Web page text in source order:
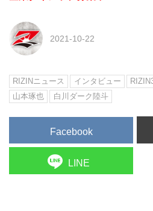
2021-10-22
RIZINニュース インタビュー
山本琢也
白川ダーク陸斗
Facebook
LINE